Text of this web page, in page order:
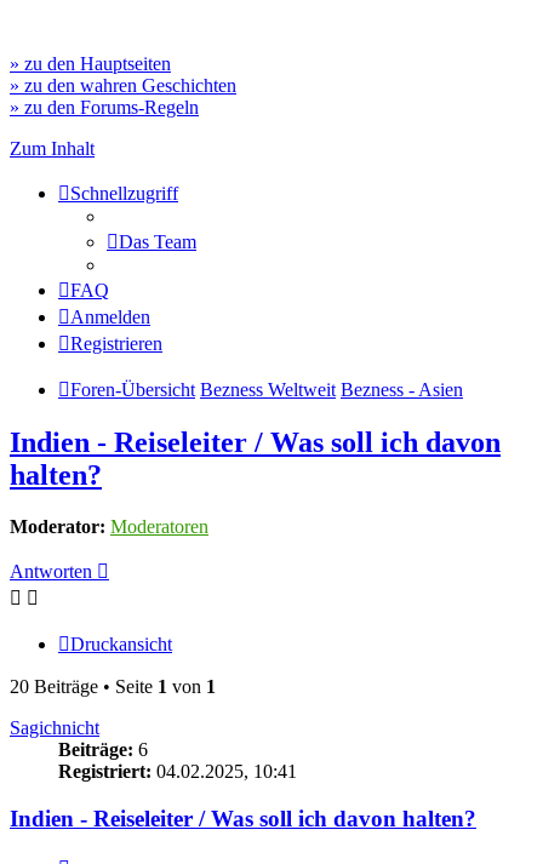
» zu den Hauptseiten
» zu den wahren Geschichten
» zu den Forums-Regeln
Zum Inhalt
Schnellzugriff
Das Team
FAQ
Anmelden
Registrieren
Foren-Übersicht Bezness Weltweit Bezness - Asien
Indien - Reiseleiter / Was soll ich davon
halten?
Moderator: Moderatoren
Antworten
Druckansicht
20 Beiträge • Seite 1 von 1
Sagichnicht
Beiträge: 6
Registriert: 04.02.2025, 10:41
Indien - Reiseleiter / Was soll ich davon halten?